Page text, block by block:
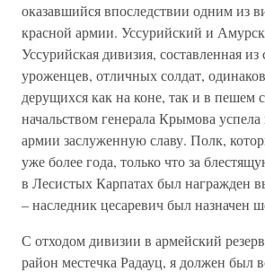
оказавшийся впоследствии одним из
красной армии. Уссурийский и
Уссурийская дивизия, составленная
уроженцев, отличных солдат,
дерущихся как на коне, так и в пешем
начальством генерала Крымова успела
армии заслуженную славу. Полк,
уже более года, только что за
в Лесистых Карпатах был награжден
– наследник цесаревич был назначен
С отходом дивизии в армейский
район местечка Радауц, я должен был